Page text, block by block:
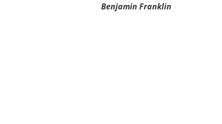
Benjamin Franklin